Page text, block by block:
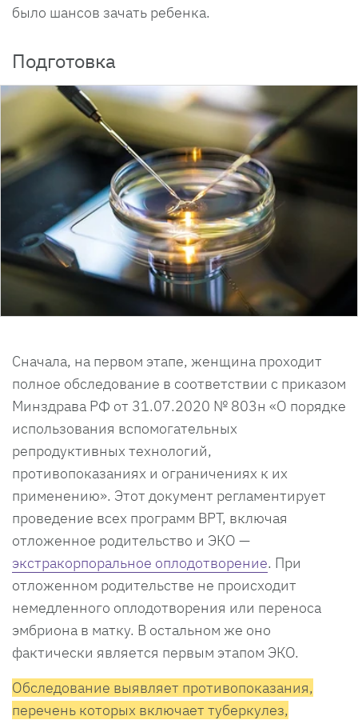
было шансов зачать ребенка.
Подготовка
Сначала, на первом этапе, женщина проходит
полное обследование в соответствии с приказом
Минздрава РФ от 31.07.2020 № 803н «О порядке
использования вспомогательных
репродуктивных технологий,
противопоказаниях и ограничениях к их
применению». Этот документ регламентирует
проведение всех программ ВРТ, включая
отложенное родительство и ЭКО —
экстракорпоральное оплодотворение. При
отложенном родительстве не происходит
немедленного оплодотворения или переноса
эмбриона в матку. В остальном же оно
фактически является первым этапом ЭКО.
Обследование выявляет противопоказания,
перечень которых включает туберкулез,